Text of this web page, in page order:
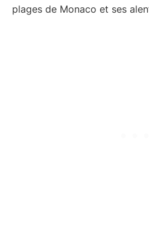
plages de Monaco et ses